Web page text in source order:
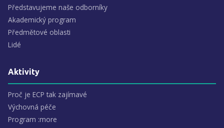
Představujeme naše odborníky
Akademický program
Předmětové oblasti
Lidé
Aktivity
Proč je ECP tak zajímavé
Výchovná péče
Program :more